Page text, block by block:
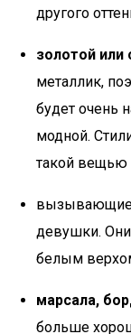
другого
золотой или
металлик,
будет очень
модной.
такой вещью
вызывающие
девушки. Они
белым
марсала,
больше